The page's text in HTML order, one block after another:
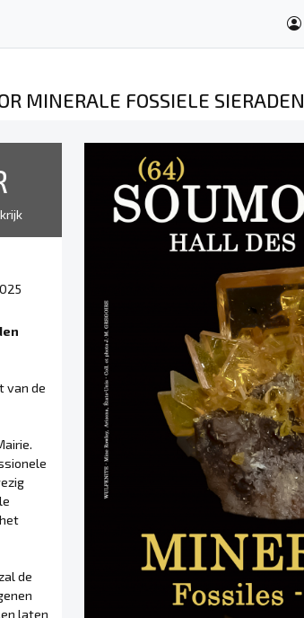
MINERALE FOSSIELE SIERADEN
van de
de
laten